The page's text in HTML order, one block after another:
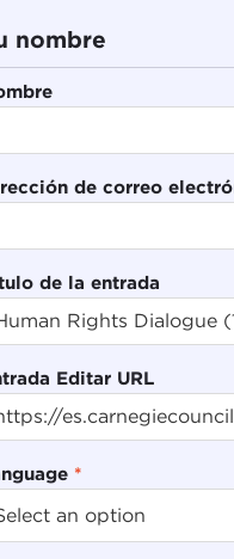
nombre
de correo
de la entrada
Editar URL
*